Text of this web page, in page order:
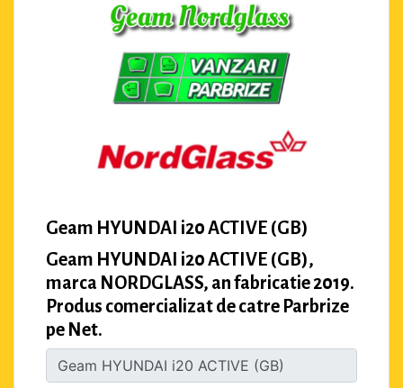
Geam HYUNDAI i20 ACTIVE (GB)
Geam HYUNDAI i20 ACTIVE (GB),
marca NORDGLASS, an fabricatie 2019.
Produs comercializat de catre Parbrize
pe Net.